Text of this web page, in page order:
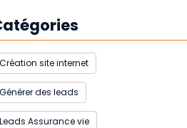
Création site internet
Générer des leads
Leads Assurance vie